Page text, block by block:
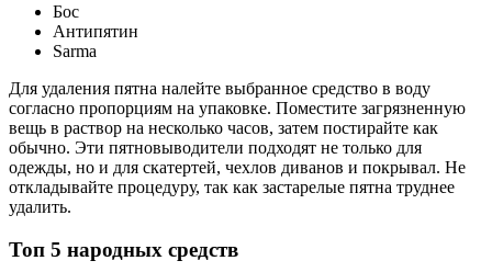
Бос
Антипятин
Sarma
Для удаления пятна налейте выбранное средство в воду
согласно пропорциям на упаковке. Поместите загрязненную
вещь в раствор на несколько часов, затем постирайте как
обычно. Эти пятновыводители подходят не только для
одежды, но и для скатертей, чехлов диванов и покрывал. Не
откладывайте процедуру, так как застарелые пятна труднее
удалить.
Топ 5 народных средств